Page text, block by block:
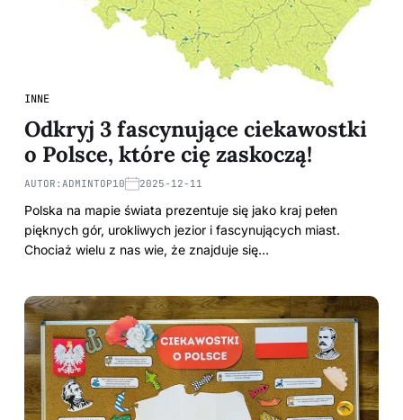
INNE
Odkryj 3 fascynujące ciekawostki
o Polsce, które cię zaskoczą!
AUTOR: ADMINTOP10 2025-12-11
Polska na mapie świata prezentuje się jako kraj pełen
pięknych gór, urokliwych jezior i fascynujących miast.
Chociaż wielu z nas wie, że znajduje się…